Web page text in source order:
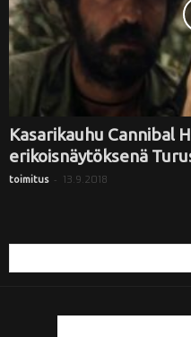
Kasarikauhu Cannibal
erikoisnäytöksenä
toimitus - 13.9.2018